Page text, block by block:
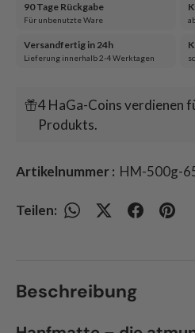
90 Tage Rückgabe
Für unbenutzte Ware
Versandfertig in 24h
Lieferung innerhalb 2-4 Werktagen
4 HaGa-Coins verdienen
Produkts.
Artikelnummer : HM-500g-
Teilen:
Beschreibung